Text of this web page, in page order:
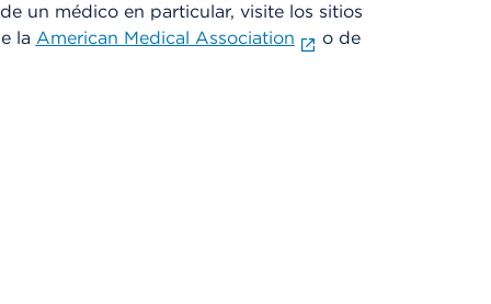
un médico en particular, visite los sitios
la American Medical Association o de